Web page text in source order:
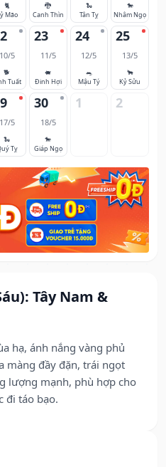
Tây Nam &
hạ, ánh nắng vàng phủ
màng đầy đặn, trái ngọt
lượng mạnh, phù hợp cho
đi táo bạo.
🐈
Mão
🐉
Canh Thìn
🐍
Tân Tỵ
🐎
Nhâm Ngọ
10/5
🐕
Tuất
23
11/5
🐖
Đinh Hợi
24
12/5
🐀
Mậu Tý
25
13/5
🐂
Kỷ Sửu
17/5
🐍
Tỵ
30
18/5
🐎
Giáp Ngọ
1 2